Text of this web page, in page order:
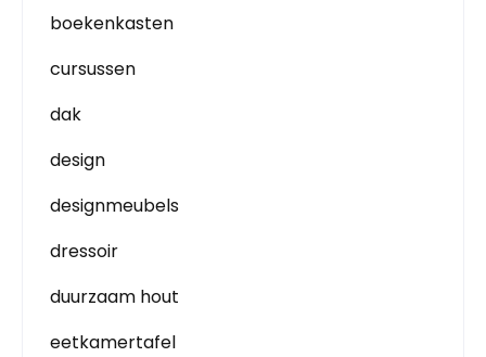
boekenkasten
cursussen
dak
design
designmeubels
dressoir
duurzaam hout
eetkamertafel